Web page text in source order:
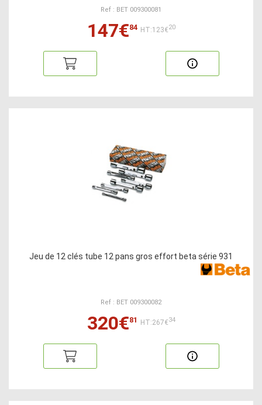
Ref : BET 009300081
147€84 HT:123€20
Jeu de 12 clés tube 12 pans gros effort beta série 931
Ref : BET 009300082
320€81 HT:267€34